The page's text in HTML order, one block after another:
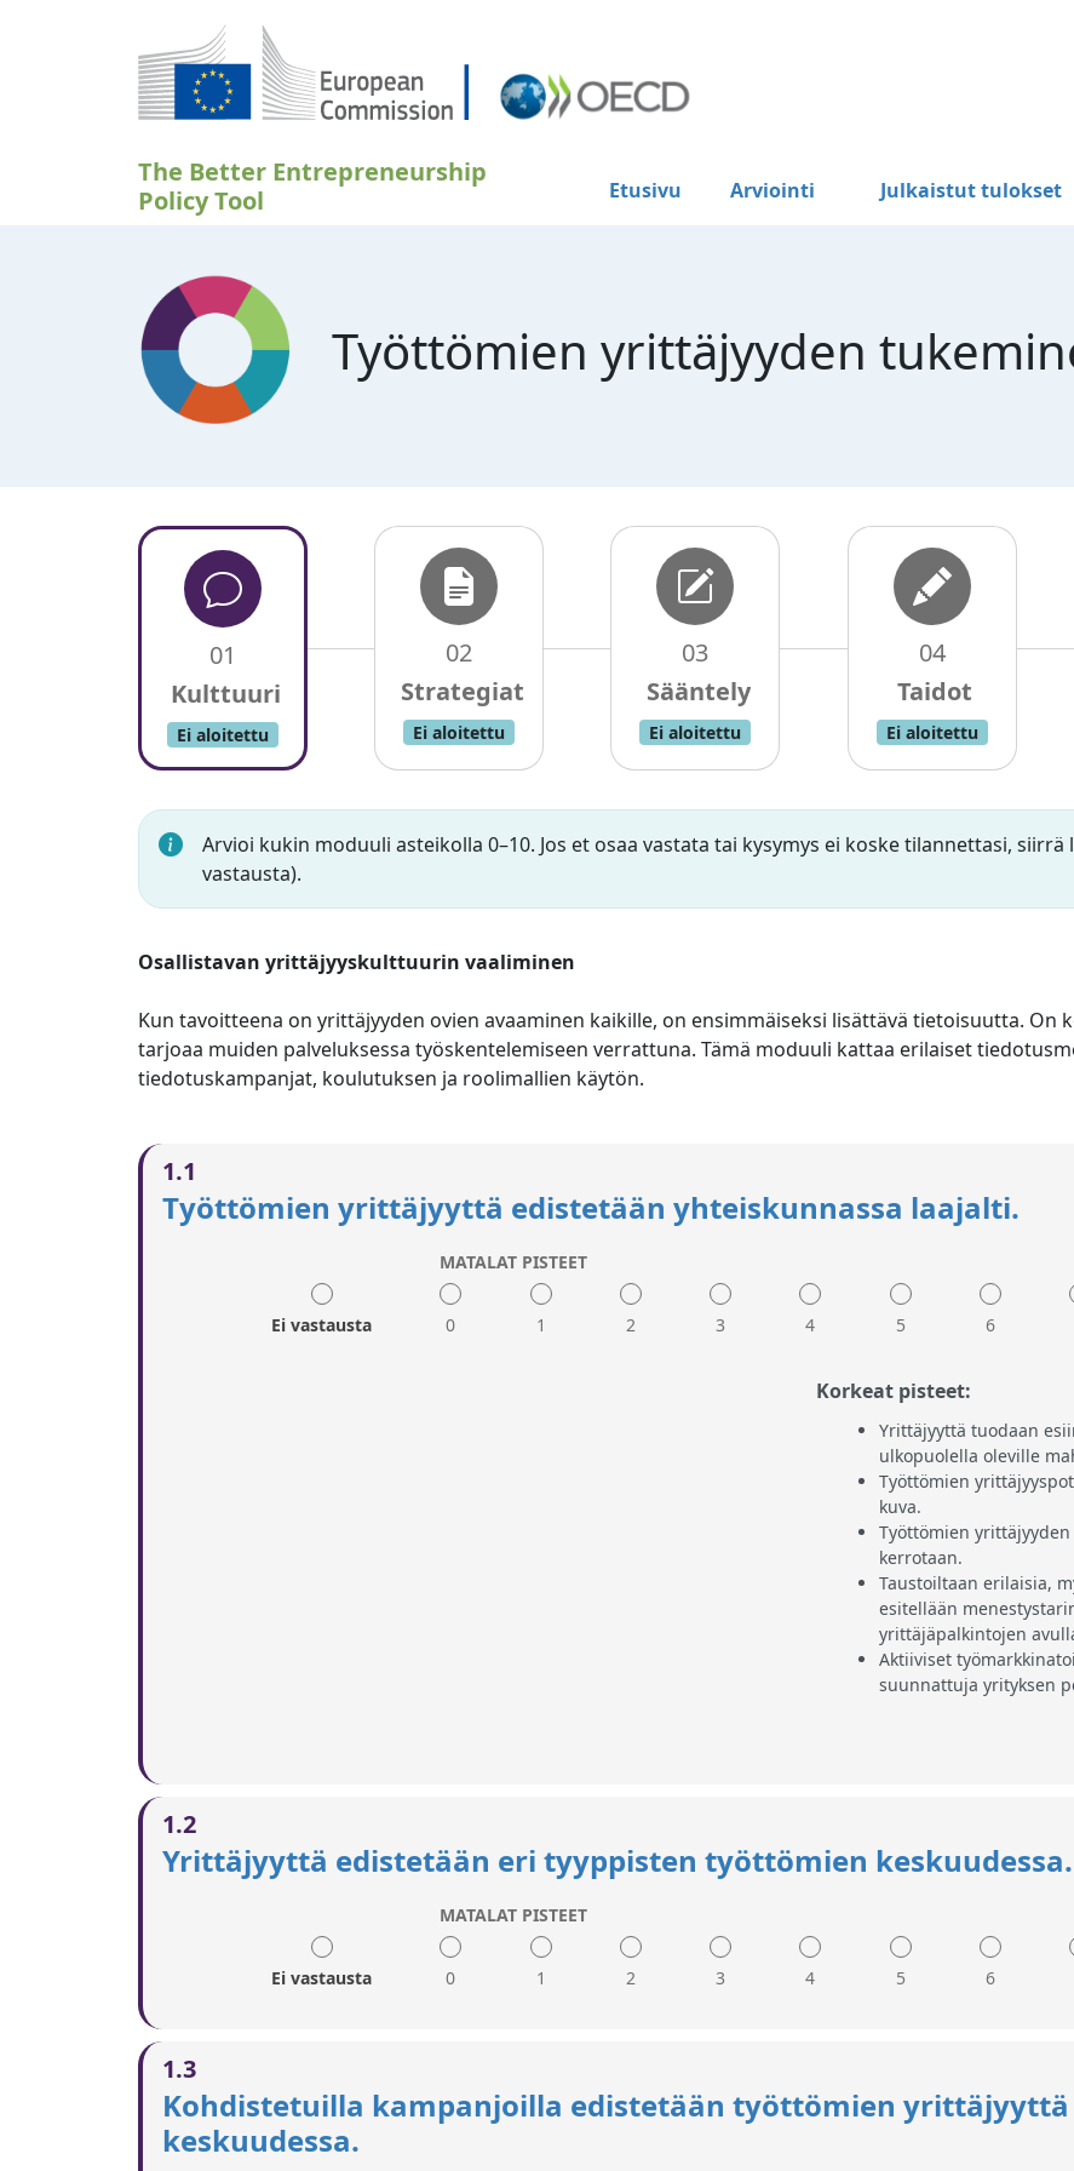
The Better Entrepreneurship
Policy Tool
Etusivu Arviointi Julkaistut tulokset
Työttömien yrittäjyyden
01
Ei aloitettu
02
Ei aloitettu
03
Ei aloitettu
04
Ei aloitettu
Arvioi kukin moduuli asteikolla 0–10. Jos et osaa vastata tai kysymys ei koske tilannettasi,
vastausta).
Osallistavan yrittäjyyskulttuurin vaaliminen
Kun tavoitteena on yrittäjyyden ovien avaaminen kaikille, on ensimmäiseksi lisättävä tietoisuutta. On
tarjoaa muiden palveluksessa työskentelemiseen verrattuna. Tämä moduuli kattaa erilaiset
tiedotuskampanjat, koulutuksen ja roolimallien käytön.
1.1
Työttömien yrittäjyyttä edistetään yhteiskunnassa laajalti.
Ei vastausta
MATALAT PISTEET
0 1 2 3 4 5 6
Korkeat pisteet:
Yrittäjyyttä tuodaan
ulkopuolella oleville
Työttömien
kuva.
Työttömien
kerrotaan.
Taustoiltaan erilaisia,
esitellään
yrittäjäpalkintojen
Aktiiviset
suunnattuja yrityksen
1.2
Yrittäjyyttä edistetään eri tyyppisten työttömien keskuudessa.
Ei vastausta
MATALAT PISTEET
0 1 2 3 4 5 6
esitellään ja työttömiä
1.3
Kohdistetuilla kampanjoilla edistetään työttömien
keskuudessa.